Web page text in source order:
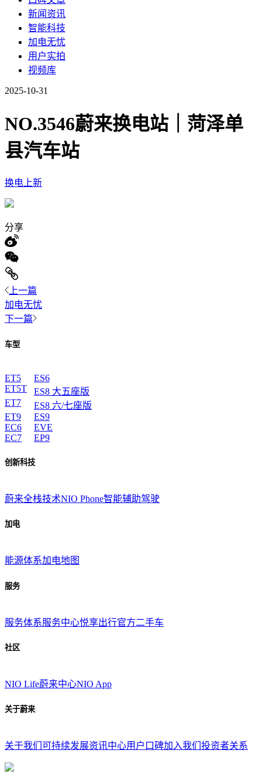
新闻资讯
智能科技
加电无忧
用户实拍
视频库
2025-10-31
NO.3546蔚来换电站｜菏泽单
县汽车站
换电上新
分享
上一篇
加电无忧
下一篇
车型
ET5
ET5T
ET7
ET9
EC6
EC7
ES6
ES8 大五座版
ES8 六/七座版
ES9
EVE
EP9
创新科技
蔚来全栈技术NIO Phone智能辅助驾驶
加电
能源体系加电地图
服务
服务体系服务中心悦享出行官方二手车
社区
NIO Life蔚来中心NIO App
关于蔚来
关于我们 可持续发展资讯中心用户口碑加入我们 投资者关系